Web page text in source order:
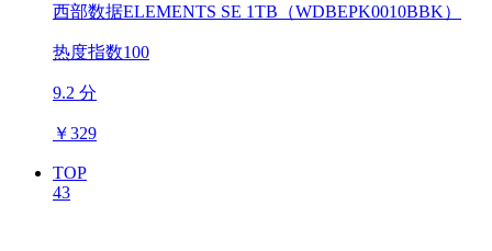
西部数据ELEMENTS SE 1TB（WDBEPK0010BBK）
热度指数100
9.2 分
￥329
TOP
43